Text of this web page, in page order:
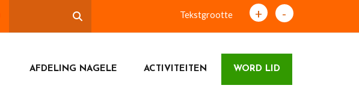
Tekstgrootte + -
AFDELING NAGELE ACTIVITEITEN WORD LID